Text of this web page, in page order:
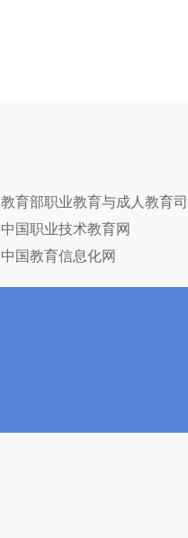
教育部职业教育与成人教育司
中国职业技术教育网
中国教育信息化网